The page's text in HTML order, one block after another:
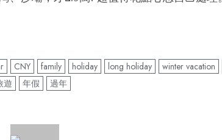
CNY family holiday long holiday winter vacation
遊 年假 過年